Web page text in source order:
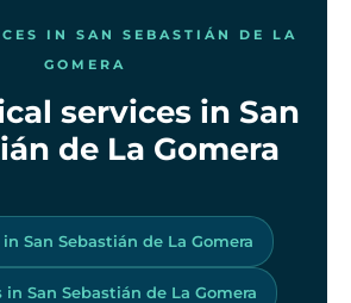
IN SAN SEBASTIÁN DE LA
GOMERA
services in San
de La Gomera
San Sebastián de La Gomera
San Sebastián de La Gomera